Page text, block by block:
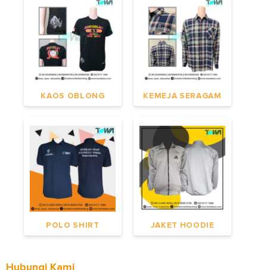
KAOS OBLONG KEMEJA SERAGAM
POLO SHIRT JAKET HOODIE
Hubungi Kami